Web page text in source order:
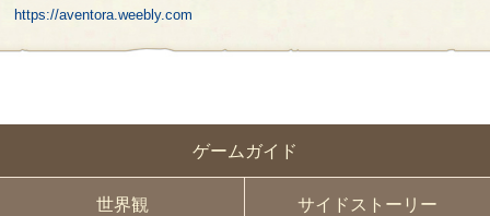
ゲームガイド
世界観 サイドストーリー
https://aventora.weebly.com